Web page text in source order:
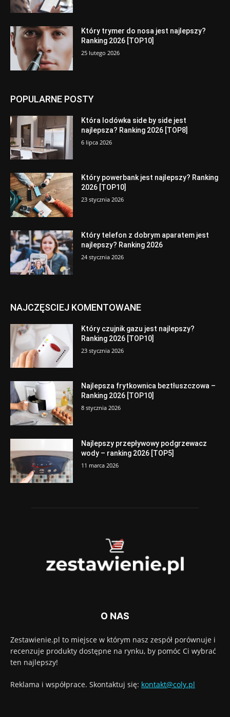
Który trymer do nosa jest najlepszy?
Ranking 2026 [TOP10]
25 lutego 2026
POPULARNE POSTY
Która lodówka side by side jest
najlepsza? Ranking 2026 [TOP8]
6 lipca 2026
Który powerbank jest najlepszy? Ranking
2026 [TOP10]
23 stycznia 2026
Który telefon z dobrym aparatem jest
najlepszy? Ranking 2026
24 stycznia 2026
NAJCZĘSCIEJ KOMENTOWANE
Który czujnik gazu jest najlepszy?
Ranking 2026 [TOP10]
23 stycznia 2026
Najlepsza frytkownica beztłuszczowa –
Ranking 2026 [TOP10]
8 stycznia 2026
Najlepszy przepływowy podgrzewacz
wody – ranking 2026 [TOP5]
11 marca 2026
O NAS
Zestawienie.pl to miejsce w którym nasz zespół porównuje i
recenzuje produkty dostępne na rynku, by pomóc Ci wybrać
ten najlepszy!
Reklama i współprace. Skontaktuj się: kontakt@coly.pl